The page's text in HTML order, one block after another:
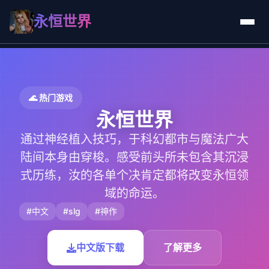
永恒世界
🌊 热门游戏
永恒世界
通过神经植入技巧，于科幻都市与魔法广大
陆间本身由穿梭。感受前头所未包含其沉浸
式历练，汝的各单个决肯定都将改变永恒领
域的命运。
#中文 #slg #神作
中文版下载 了解更多